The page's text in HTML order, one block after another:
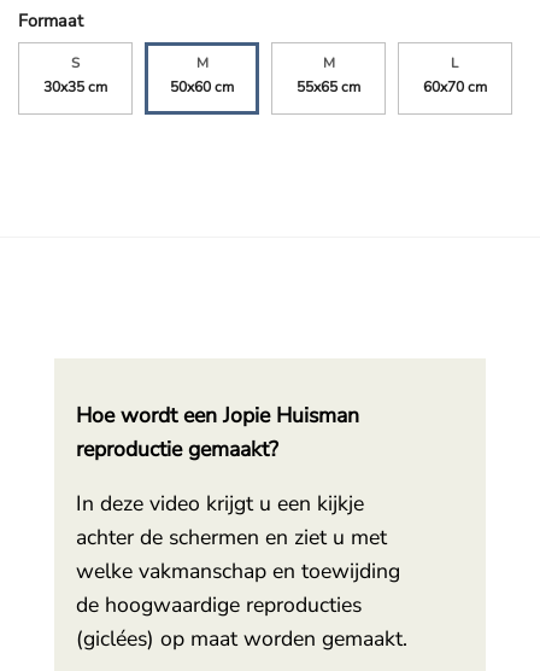
Formaat
S
30x35 cm
M
50x60 cm
M
55x65 cm
L
60x70 cm
Hoe wordt een Jopie Huisman
reproductie gemaakt?
In deze video krijgt u een kijkje
achter de schermen en ziet u met
welke vakmanschap en toewijding
de hoogwaardige reproducties
(giclées) op maat worden gemaakt.